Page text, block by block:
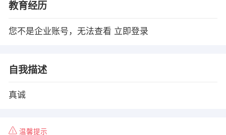
教育经历
您不是企业账号，无法查看 立即登录
自我描述
真诚
温馨提示